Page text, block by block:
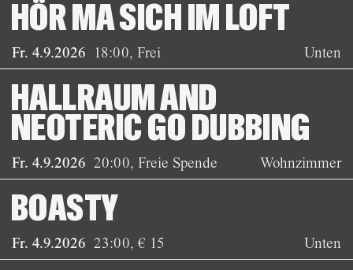
Fr. 4.9.2026 18:00,Frei
HÖR MA SICH IM LOFT
Unten
Fr. 4.9.2026 20:00,Freie Spende
HALLRAUM AND
NEOTERIC GO DUBBING
Wohnzimmer
Fr. 4.9.2026 23:00,€ 15
BOASTY
Unten